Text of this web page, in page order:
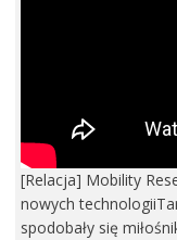
[Relacja] Mobility
nowych
spodobały się